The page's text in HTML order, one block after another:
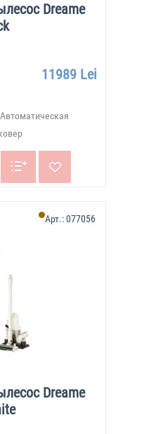
Dreame
11989 Lei
Dreame
Арт.:077056